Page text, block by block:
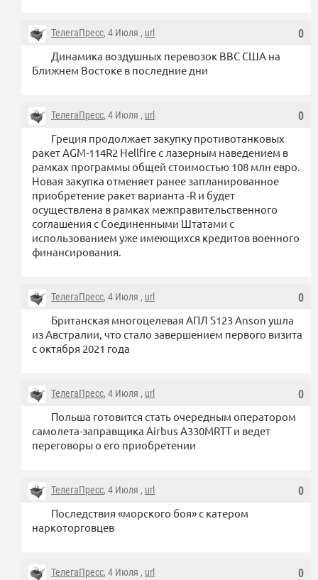
0
ТелегаПресс, 4 Июля , url
Динамика воздушных перевозок ВВС США на
Ближнем Востоке в последние дни
0
ТелегаПресс, 4 Июля , url
Греция продолжает закупку противотанковых
ракет AGM-114R2 Hellfire с лазерным наведением в
рамках программы общей стоимостью 108 млн евро.
Новая закупка отменяет ранее запланированное
приобретение ракет варианта -R и будет
осуществлена ​​в рамках межправительственного
соглашения с Соединенными Штатами с
использованием уже имеющихся кредитов военного
финансирования.
0
ТелегаПресс, 4 Июля , url
Британская многоцелевая АПЛ S123 Anson ушла
из Австралии, что стало завершением первого визита
с октября 2021 года
0
ТелегаПресс, 4 Июля , url
Польша готовится стать очередным оператором
самолета-заправщика Airbus A330MRTT и ведет
переговоры о его приобретении
0
ТелегаПресс, 4 Июля , url
Последствия «морского боя» с катером
наркоторговцев
0
ТелегаПресс, 4 Июля , url